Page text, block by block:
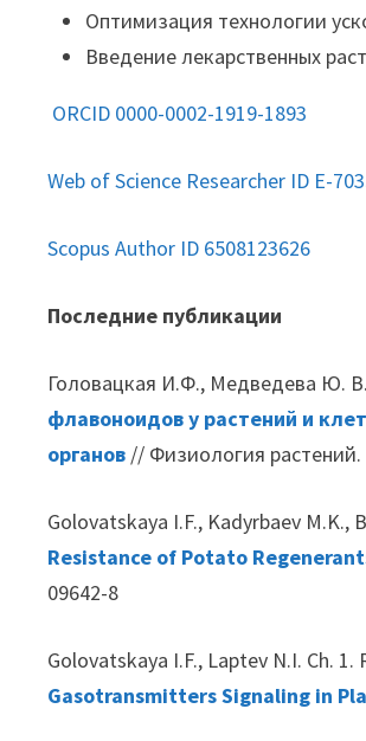
Оптимизация технологии
Введение лекарственных
ORCID 0000-0002-1919-1893
Web of Science Researcher ID E-
Scopus Author ID 6508123626
Последние публикации
Головацкая И.Ф., Медведева Ю.
флавоноидов у растений и
органов // Физиология растений.
Golovatskaya I.F., Kadyrbaev M.K.,
Resistance of Potato
09642-8
Golovatskaya I.F., Laptev N.I. Ch.
Gasotransmitters Signaling in